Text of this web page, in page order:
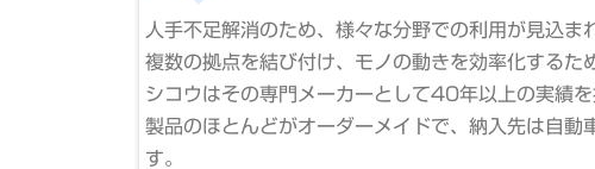
人手不足解消のため、様々な分野での利用が見込
複数の拠点を結び付け、モノの動きを効率化するた
シコウはその専門メーカーとして40年以上の実績を
製品のほとんどがオーダーメイドで、納入先は自
す。